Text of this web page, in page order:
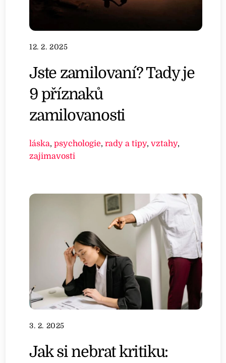
12. 2. 2025
Jste zamilovaní? Tady je
9 příznaků
zamilovanosti
láska,psychologie,rady a tipy,vztahy,
zajimavosti
3. 2. 2025
Jak si nebrat kritiku: